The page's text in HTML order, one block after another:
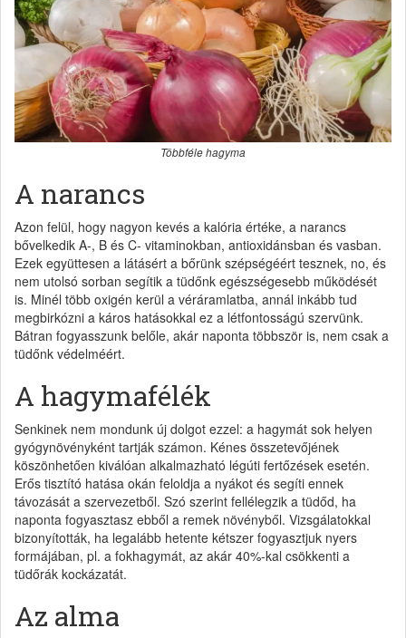
Többféle hagyma
A narancs
Azon felül, hogy nagyon kevés a kalória értéke, a narancs
bővelkedik A-, B és C- vitaminokban, antioxidánsban és vasban.
Ezek együttesen a látásért a bőrünk szépségéért tesznek, no, és
nem utolsó sorban segítik a tüdőnk egészségesebb működését
is. Minél több oxigén kerül a véráramlatba, annál inkább tud
megbirkózni a káros hatásokkal ez a létfontosságú szervünk.
Bátran fogyasszunk belőle, akár naponta többször is, nem csak a
tüdőnk védelméért.
A hagymafélék
Senkinek nem mondunk új dolgot ezzel: a hagymát sok helyen
gyógynövényként tartják számon. Kénes összetevőjének
köszönhetően kiválóan alkalmazható légúti fertőzések esetén.
Erős tisztító hatása okán feloldja a nyákot és segíti ennek
távozását a szervezetből. Szó szerint fellélegzik a tüdőd, ha
naponta fogyasztasz ebből a remek növényből. Vizsgálatokkal
bizonyították, ha legalább hetente kétszer fogyasztjuk nyers
formájában, pl. a fokhagymát, az akár 40%-kal csökkenti a
tüdőrák kockázatát.
Az alma